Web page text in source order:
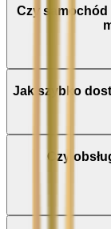
Czy samochód
Jak szybko
Czy